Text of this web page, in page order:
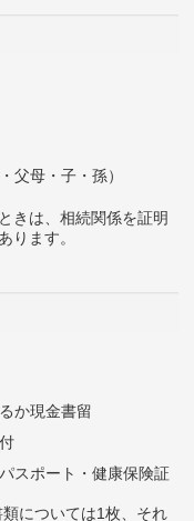
父母・子・孫）
きは、相続関係を証明
ります。
か現金書留
スポート・健康保険証
については1枚、それ